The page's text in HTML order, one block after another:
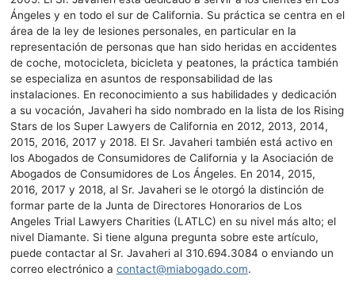
Ángeles y en todo el sur de California. Su práctica se centra en el
área de la ley de lesiones personales, en particular en la
representación de personas que han sido heridas en accidentes
de coche, motocicleta, bicicleta y peatones, la práctica también
se especializa en asuntos de responsabilidad de las
instalaciones. En reconocimiento a sus habilidades y dedicación
a su vocación, Javaheri ha sido nombrado en la lista de los Rising
Stars de los Super Lawyers de California en 2012, 2013, 2014,
2015, 2016, 2017 y 2018. El Sr. Javaheri también está activo en
los Abogados de Consumidores de California y la Asociación de
Abogados de Consumidores de Los Ángeles. En 2014, 2015,
2016, 2017 y 2018, al Sr. Javaheri se le otorgó la distinción de
formar parte de la Junta de Directores Honorarios de Los
Angeles Trial Lawyers Charities (LATLC) en su nivel más alto; el
nivel Diamante. Si tiene alguna pregunta sobre este artículo,
puede contactar al Sr. Javaheri al 310.694.3084 o enviando un
correo electrónico a contact@miabogado.com.